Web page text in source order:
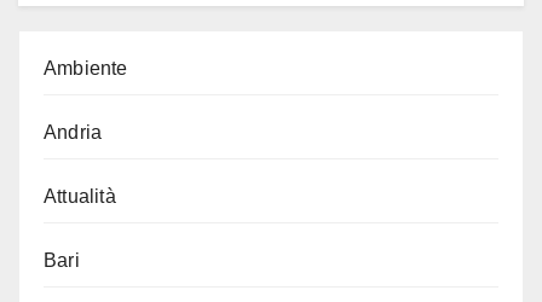
Ambiente
Andria
Attualità
Bari